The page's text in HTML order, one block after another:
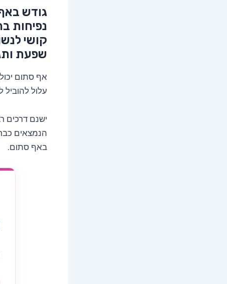
גודש
נפיחות
קושי
שפעת
אף סתום
עלול להוביל
ישנם דרכים
הנמצאים
באף סתום.